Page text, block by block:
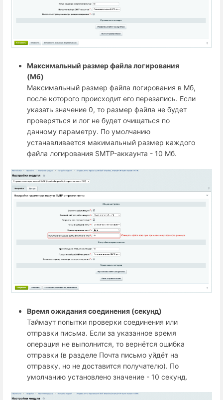
Максимальный размер файла логирования
(Мб)
Максимальный размер файла логирования в Мб,
после которого происходит его перезапись. Если
указать значение 0, то размер файла не будет
проверяться и лог не будет очищаться по
данному параметру. По умолчанию
устанавливается макимальный размер каждого
файла логирования SMTP-аккаунта - 10 Мб.
Время ожидания соединения (секунд)
Таймаут попытки проверки соединения или
отправки письма. Если за указанное время
операция не выполнится, то вернётся ошибка
отправки (в разделе Почта письмо уйдёт на
отправку, но не доставится получателю). По
умолчанию установлено значение - 10 секунд.